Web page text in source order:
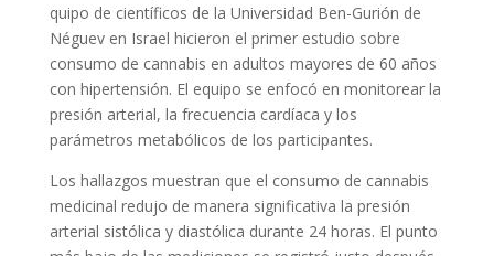
quipo de científicos de la Universidad Ben-Gurión de
Néguev en Israel hicieron el primer estudio sobre
consumo de cannabis en adultos mayores de 60 años
con hipertensión. El equipo se enfocó en monitorear la
presión arterial, la frecuencia cardíaca y los
parámetros metabólicos de los participantes.
Los hallazgos muestran que el consumo de cannabis
medicinal redujo de manera significativa la presión
arterial sistólica y diastólica durante 24 horas. El punto